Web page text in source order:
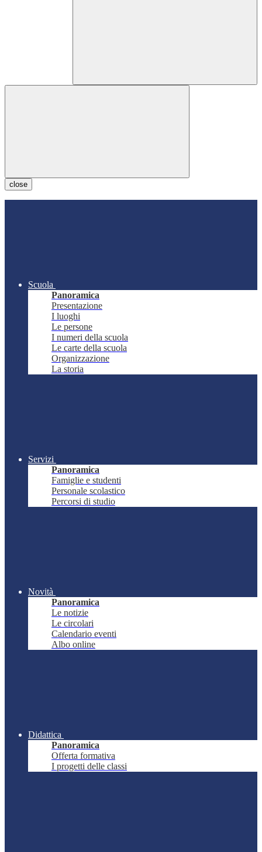
close
Scuola
Panoramica
Presentazione
I luoghi
Le persone
I numeri della scuola
Le carte della scuola
Organizzazione
La storia
Servizi
Panoramica
Famiglie e studenti
Personale scolastico
Percorsi di studio
Novità
Panoramica
Le notizie
Le circolari
Calendario eventi
Albo online
Didattica
Panoramica
Offerta formativa
I progetti delle classi